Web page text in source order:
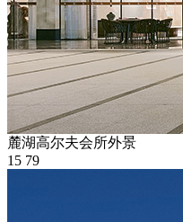
麓湖高尔夫会所外景
15 79